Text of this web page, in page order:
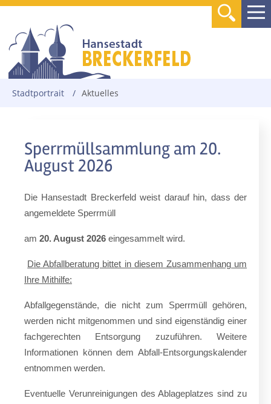
Stadtportrait / Aktuelles
Sperrmüllsammlung am 20.
August 2026
Die Hansestadt Breckerfeld weist darauf hin, dass der
angemeldete Sperrmüll
am 20. August 2026 eingesammelt wird.
Die Abfallberatung bittet in diesem Zusammenhang um
Ihre Mithilfe:
Abfallgegenstände, die nicht zum Sperrmüll gehören,
werden nicht mitgenommen und sind eigenständig einer
fachgerechten Entsorgung zuzuführen. Weitere
Informationen können dem Abfall-Entsorgungskalender
entnommen werden.
Eventuelle Verunreinigungen des Ablageplatzes sind zu